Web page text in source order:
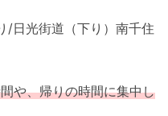
/日光街道（下り）南千住
や、帰りの時間に集中し